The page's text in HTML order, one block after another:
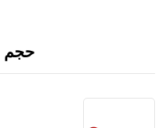
حجم